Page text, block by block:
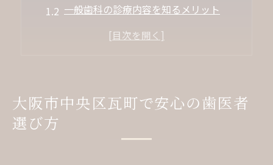
一般歯科の診療内容を知るメリット
患者が安心できる歯医者の特徴とは
信頼できる一般歯科治療の魅力とは
歯医者で受けられる一般歯科治療の範囲
大阪市中央区瓦町で安心の歯医者
選び方